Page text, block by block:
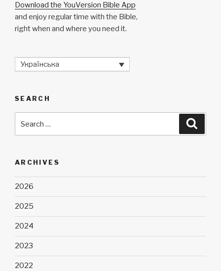
Download the YouVersion Bible App
and enjoy regular time with the Bible,
right when and where you need it.
Українська
SEARCH
for:
ARCHIVES
2026
2025
2024
2023
2022